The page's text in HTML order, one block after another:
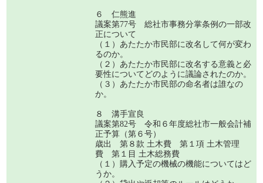
６ 仁熊進
議案第77号 総社市事務分掌条例の一部改
正について
（１）あたたか市民部に改名して何が変わ
るのか。
（２）あたたか市民部に改名する意義と必
要性についてどのように議論されたのか。
（３）あたたか市民部の命名者は誰なの
か。
８ 溝手宣良
議案第82号 令和６年度総社市一般会計補
正予算（第６号）
歳出 第８款 土木費 第１項 土木管理
費 第１目 土木総務費
（１）購入予定の機械の機能についてはど
うか。